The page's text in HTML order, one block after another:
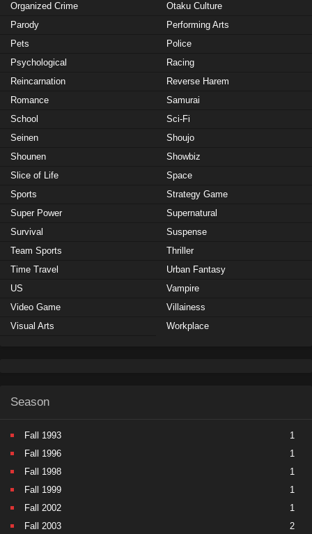
Organized Crime
Otaku Culture
Parody
Performing Arts
Pets
Police
Psychological
Racing
Reincarnation
Reverse Harem
Romance
Samurai
School
Sci-Fi
Seinen
Shoujo
Shounen
Showbiz
Slice of Life
Space
Sports
Strategy Game
Super Power
Supernatural
Survival
Suspense
Team Sports
Thriller
Time Travel
Urban Fantasy
US
Vampire
Video Game
Villainess
Visual Arts
Workplace
Season
Fall 1993
1
Fall 1996
1
Fall 1998
1
Fall 1999
1
Fall 2002
1
Fall 2003
2